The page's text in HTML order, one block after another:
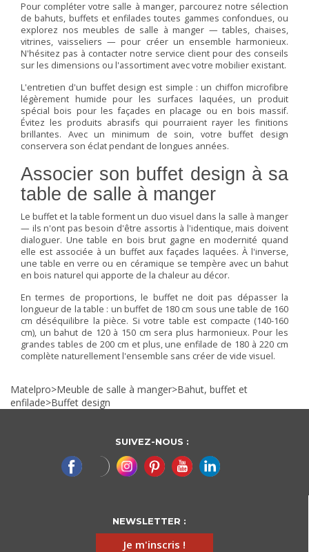
Pour compléter votre salle à manger, parcourez notre sélection
de bahuts, buffets et enfilades toutes gammes confondues, ou
explorez nos meubles de salle à manger — tables, chaises,
vitrines, vaisseliers — pour créer un ensemble harmonieux.
N'hésitez pas à contacter notre service client pour des conseils
sur les dimensions ou l'assortiment avec votre mobilier existant.
L'entretien d'un buffet design est simple : un chiffon microfibre
légèrement humide pour les surfaces laquées, un produit
spécial bois pour les façades en placage ou en bois massif.
Évitez les produits abrasifs qui pourraient rayer les finitions
brillantes. Avec un minimum de soin, votre buffet design
conservera son éclat pendant de longues années.
Associer son buffet design à sa
table de salle à manger
Le buffet et la table forment un duo visuel dans la salle à manger
— ils n'ont pas besoin d'être assortis à l'identique, mais doivent
dialoguer. Une table en bois brut gagne en modernité quand
elle est associée à un buffet aux façades laquées. À l'inverse,
une table en verre ou en céramique se tempère avec un bahut
en bois naturel qui apporte de la chaleur au décor.
En termes de proportions, le buffet ne doit pas dépasser la
longueur de la table : un buffet de 180 cm sous une table de 160
cm déséquilibre la pièce. Si votre table est compacte (140-160
cm), un bahut de 120 à 150 cm sera plus harmonieux. Pour les
grandes tables de 200 cm et plus, une enfilade de 180 à 220 cm
complète naturellement l'ensemble sans créer de vide visuel.
Matelpro>Meuble de salle à manger>Bahut, buffet et
enfilade>Buffet design
SUIVEZ-NOUS :
NEWSLETTER :
Je m'inscris !